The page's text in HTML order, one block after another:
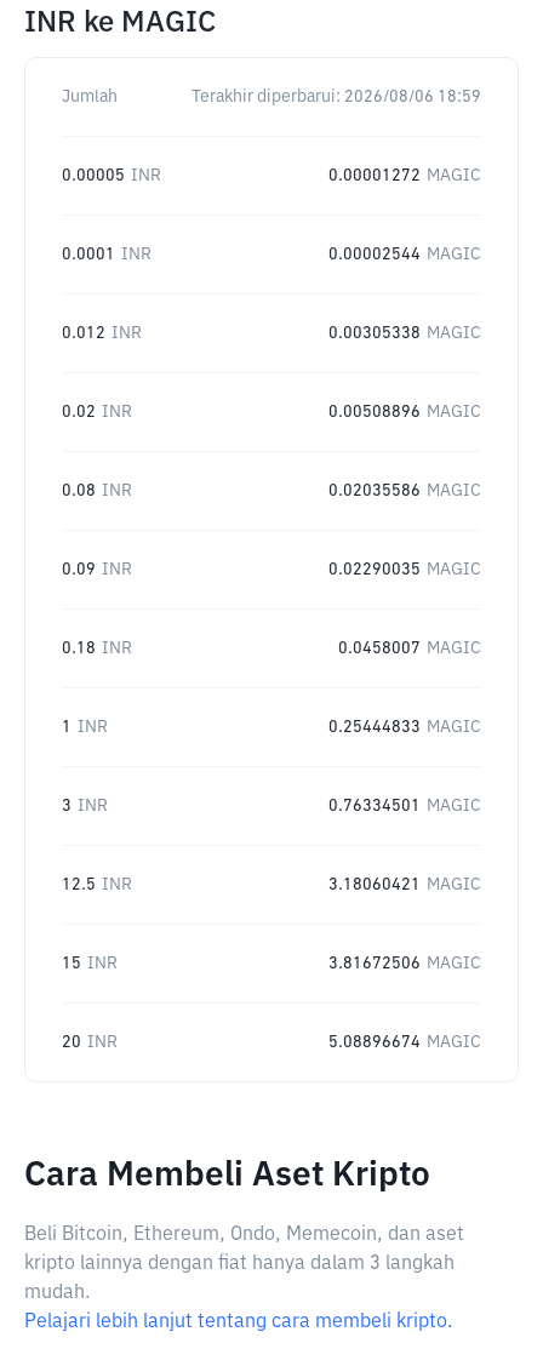
INR ke MAGIC
Jumlah Terakhir diperbarui: 2026/08/06 18:59
0.00005 INR 0.00001272 MAGIC
0.0001 INR 0.00002544 MAGIC
0.012 INR 0.00305338 MAGIC
0.02 INR 0.00508896 MAGIC
0.08 INR 0.02035586 MAGIC
0.09 INR 0.02290035 MAGIC
0.18 INR 0.0458007 MAGIC
1 INR 0.25444833 MAGIC
3 INR 0.76334501 MAGIC
12.5 INR 3.18060421 MAGIC
15 INR 3.81672506 MAGIC
20 INR 5.08896674 MAGIC
Cara Membeli Aset Kripto
Beli Bitcoin, Ethereum, Ondo, Memecoin, dan aset
kripto lainnya dengan fiat hanya dalam 3 langkah
mudah.
Pelajari lebih lanjut tentang cara membeli kripto.